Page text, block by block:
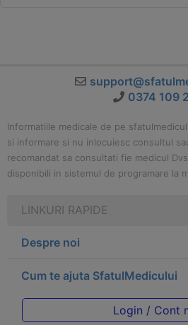
0374 109
Informatiile medicale de pe
si informare si nu inlocuiesc consultul
recomandat sa consultati fie medicul
disponibili in sistemul de programare la
LINKURI RAPIDE
Despre noi
Cum te ajuta SfatulMedicului
Login / Cont